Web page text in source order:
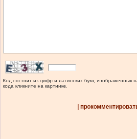
Код состоит из цифр и латинских букв, изображенных
кода кликните на картинке.
| прокомментировать